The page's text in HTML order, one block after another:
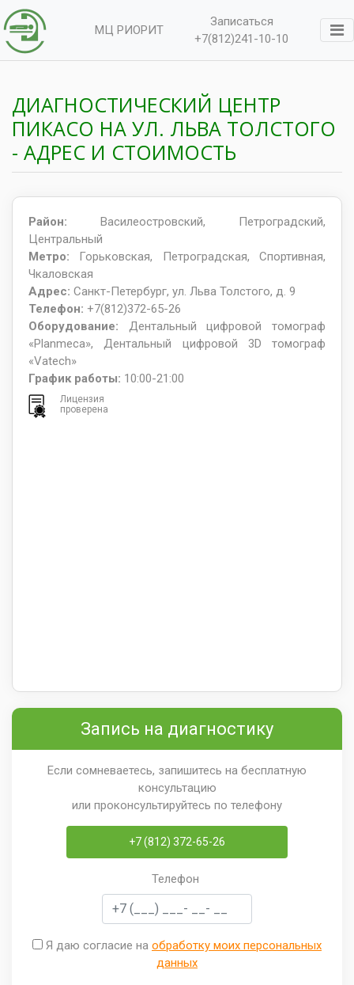
МЦ РИОРИТ
Записаться
+7(812)241-10-10
ДИАГНОСТИЧЕСКИЙ ЦЕНТР
ПИКАСО НА УЛ. ЛЬВА ТОЛСТОГО
- АДРЕС И СТОИМОСТЬ
Район: Василеостровский, Петроградский,
Центральный
Метро: Горьковская, Петроградская, Спортивная,
Чкаловская
Адрес: Санкт-Петербург, ул. Льва Толстого, д. 9
Телефон: +7(812)372-65-26
Оборудование: Дентальный цифровой томограф
«Planmeca», Дентальный цифровой 3D томограф
«Vatech»
График работы: 10:00-21:00
Лицензия
проверена
Запись на диагностику
Если сомневаетесь, запишитесь на бесплатную
консультацию
или проконсультируйтесь по телефону
+7 (812) 372-65-26
Телефон
Я даю согласие на обработку моих персональных
данных